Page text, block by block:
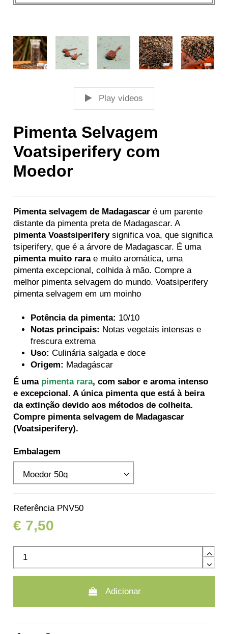
Play videos
Pimenta Selvagem
Voatsiperifery com
Moedor
Pimenta selvagem de Madagascar é um parente
distante da pimenta preta de Madagascar. A
pimenta Voastsiperiferysignifica voa, que significa
tsiperifery, que é a árvore de Madagascar. É uma
pimenta muito rarae muito aromática, uma
pimenta excepcional, colhida à mão. Compre a
melhor pimenta selvagem do mundo. Voatsiperifery
pimenta selvagem em um moinho
Potência da pimenta: 10/10
Notas principais: Notas vegetais intensas e
frescura extrema
Uso: Culinária salgada e doce
Origem: Madagáscar
É uma pimenta rara, com sabor e aroma intenso
e excepcional. A única pimenta que está à beira
da extinção devido aos métodos de colheita.
Compre pimenta selvagem de Madagascar
(Voatsiperifery).
Embalagem
Referência PNV50
€ 7,50
Adicionar